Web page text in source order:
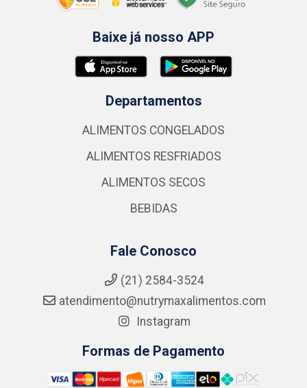
Baixe já nosso APP
Departamentos
ALIMENTOS CONGELADOS
ALIMENTOS RESFRIADOS
ALIMENTOS SECOS
BEBIDAS
Fale Conosco
(21) 2584-3524
atendimento@nutrymaxalimentos.com
Instagram
Formas de Pagamento